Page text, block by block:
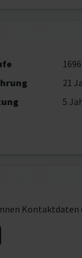
1696
21
5
Kontaktdaten